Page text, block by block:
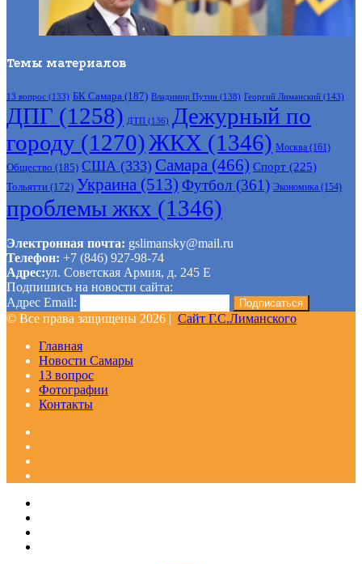
Темы материалов
13 вопрос (133) БК Самара (187) Владимир Путин (138) Георгий Лиманский (143)
ДПГ (1258) ДТП (136) Дежурный по
городу (1270)ЖКХ (1346) Москва (161)
Общество (185) США (333) Самара (466) Спорт (225)
Тольятти (172) Украина (513) Футбол (361) Экономика (154)
проблемы жкх (1346)
Электронная почта: gslimansky@mail.ru
Телефон: +7 (846) 927-98-74
Адрес:ул. Советская Армия, д. 245 Е
Подпишись на новости сайта:
Адрес Email:
© Все права защищены 2026 | Сайт Г.С.Лиманского
Главная
Новости Самары
13 вопрос
Фотографии
Контакты
Facebook
Google+
Одноклассники
WhatsApp
Telegram
Viber
Кнопка
«Наверх»
Закрыть